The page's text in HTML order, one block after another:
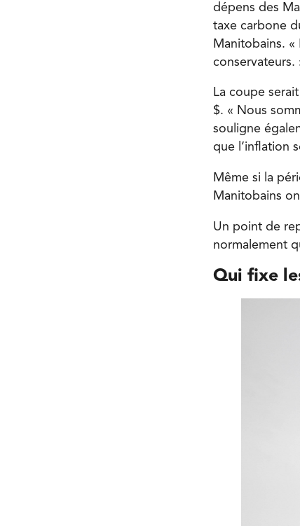
dépens des
taxe carbone
Manitobains.
conservateurs.
La coupe
$. « Nous
souligne
que l’inflation
Même si la
Manitobains
Un point de
normalement
Qui fixe